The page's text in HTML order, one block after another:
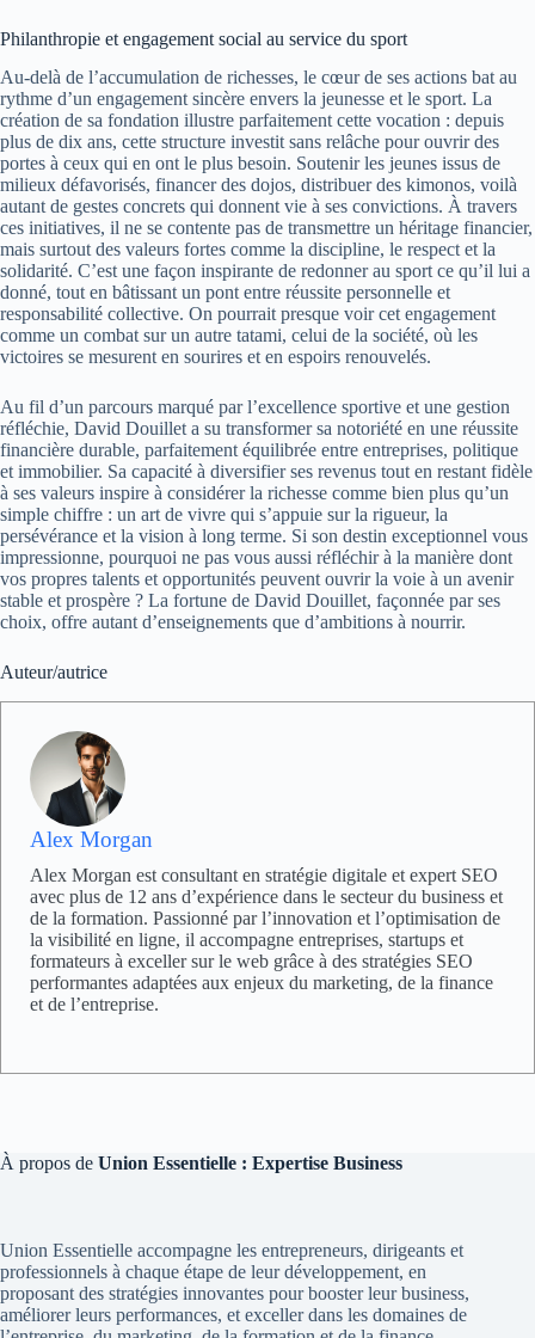
Philanthropie et engagement social au service du sport
Au-delà de l’accumulation de richesses, le cœur de ses actions bat au
rythme d’un engagement sincère envers la jeunesse et le sport. La
création de sa fondation illustre parfaitement cette vocation : depuis
plus de dix ans, cette structure investit sans relâche pour ouvrir des
portes à ceux qui en ont le plus besoin. Soutenir les jeunes issus de
milieux défavorisés, financer des dojos, distribuer des kimonos, voilà
autant de gestes concrets qui donnent vie à ses convictions. À travers
ces initiatives, il ne se contente pas de transmettre un héritage financier,
mais surtout des valeurs fortes comme la discipline, le respect et la
solidarité. C’est une façon inspirante de redonner au sport ce qu’il lui a
donné, tout en bâtissant un pont entre réussite personnelle et
responsabilité collective. On pourrait presque voir cet engagement
comme un combat sur un autre tatami, celui de la société, où les
victoires se mesurent en sourires et en espoirs renouvelés.
Au fil d’un parcours marqué par l’excellence sportive et une gestion
réfléchie, David Douillet a su transformer sa notoriété en une réussite
financière durable, parfaitement équilibrée entre entreprises, politique
et immobilier. Sa capacité à diversifier ses revenus tout en restant fidèle
à ses valeurs inspire à considérer la richesse comme bien plus qu’un
simple chiffre : un art de vivre qui s’appuie sur la rigueur, la
persévérance et la vision à long terme. Si son destin exceptionnel vous
impressionne, pourquoi ne pas vous aussi réfléchir à la manière dont
vos propres talents et opportunités peuvent ouvrir la voie à un avenir
stable et prospère ? La fortune de David Douillet, façonnée par ses
choix, offre autant d’enseignements que d’ambitions à nourrir.
Auteur/autrice
Alex Morgan
Alex Morgan est consultant en stratégie digitale et expert SEO
avec plus de 12 ans d’expérience dans le secteur du business et
de la formation. Passionné par l’innovation et l’optimisation de
la visibilité en ligne, il accompagne entreprises, startups et
formateurs à exceller sur le web grâce à des stratégies SEO
performantes adaptées aux enjeux du marketing, de la finance
et de l’entreprise.
À propos de Union Essentielle : Expertise Business
Union Essentielle accompagne les entrepreneurs, dirigeants et
professionnels à chaque étape de leur développement, en
proposant des stratégies innovantes pour booster leur business,
améliorer leurs performances, et exceller dans les domaines de